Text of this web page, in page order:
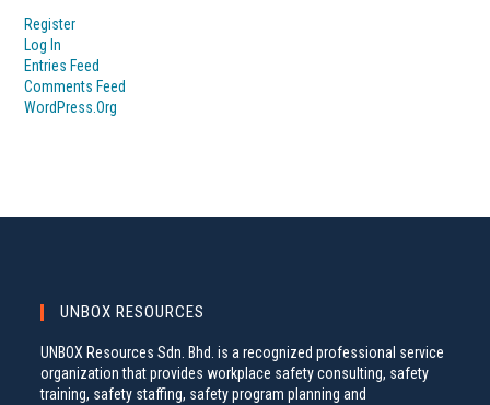
Register
Log In
Entries Feed
Comments Feed
WordPress.org
UNBOX RESOURCES
UNBOX Resources Sdn. Bhd. is a recognized professional service
organization that provides workplace safety consulting, safety
training, safety staffing, safety program planning and